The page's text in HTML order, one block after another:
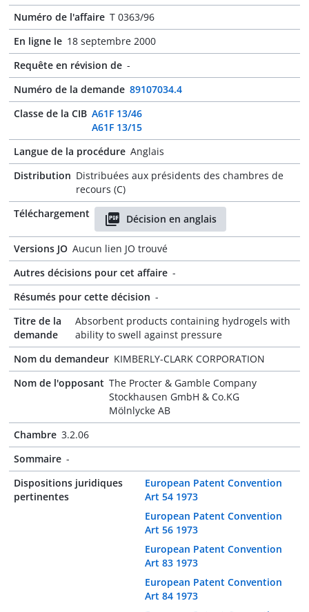
Numéro de l'affaire T 0363/96
En ligne le 18 septembre 2000
Requête en révision de -
Numéro de la demande 89107034.4
Classe de la CIB A61F 13/46
A61F 13/15
Langue de la procédure Anglais
Distribution Distribuées aux présidents des chambres de
recours (C)
Téléchargement
Décision en anglais
Versions JO Aucun lien JO trouvé
Autres décisions pour cet affaire -
Résumés pour cette décision -
Titre de la
demande
Absorbent products containing hydrogels with
ability to swell against pressure
Nom du demandeur KIMBERLY-CLARK CORPORATION
Nom de l'opposant The Procter & Gamble Company
Stockhausen GmbH & Co.KG
Mölnlycke AB
Chambre 3.2.06
Sommaire -
Dispositions juridiques
pertinentes
European Patent Convention
Art 54 1973
European Patent Convention
Art 56 1973
European Patent Convention
Art 83 1973
European Patent Convention
Art 84 1973